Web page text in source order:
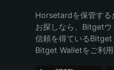
Português (Brasil)
Español (Argentina)
Horsetardを保管する
お探しなら、Bitget
信頼を得ている
Bitget Walletをご利用